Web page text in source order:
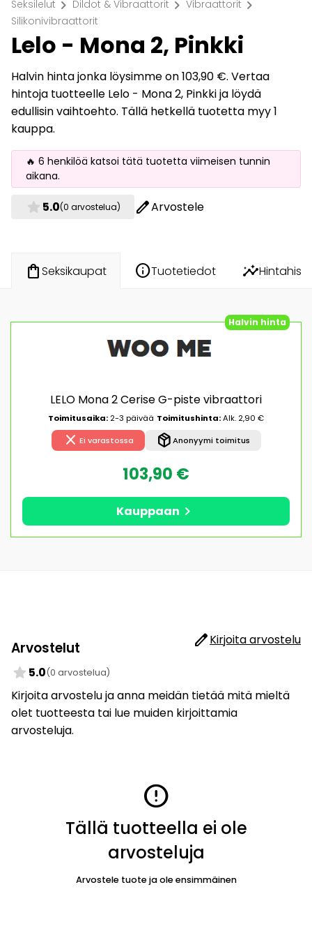
Seksilelut chevron_right Dildot & Vibraattorit chevron_right Vibraattorit chevron_right
Silikonivibraattorit
Lelo - Mona 2, Pinkki
Halvin hinta jonka löysimme on 103,90 €. Vertaa
hintoja tuotteelle Lelo - Mona 2, Pinkki ja löydä
edullisin vaihtoehto. Tällä hetkellä tuotetta myy 1
kauppa.
🔥 6 henkilöä katsoi tätä tuotetta viimeisen tunnin
aikana.
star 5.0(0 arvostelua) editArvostele
shopping_bagSeksikaupat infoTuotetiedot insights
Halvin hinta
LELO Mona 2 Cerise G-piste vibraattori
Toimitusaika: 2-3 päivää Toimitushinta:Alk. 2,90 €
close Ei varastossa package_2Anonyymi toimitus
103,90 €
Kauppaan chevron_right
Arvostelut editKirjoita arvostelu
star 5.0(0 arvostelua)
Kirjoita arvostelu ja anna meidän tietää mitä mieltä
olet tuotteesta tai lue muiden kirjoittamia
arvosteluja.
error
Tällä tuotteella ei ole
arvosteluja
Arvostele tuote ja ole ensimmäinen